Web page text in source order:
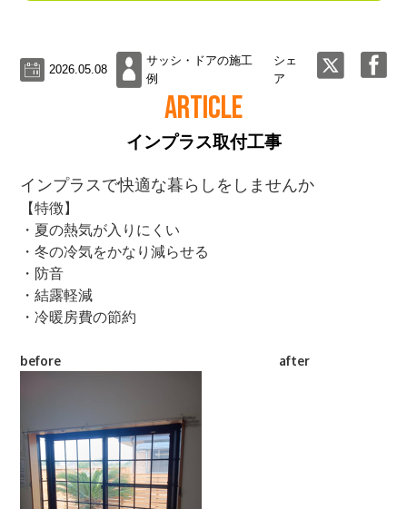
2026.05.08
サッシ・ドアの施工
例
シェ
ア
ARTICLE
インプラス取付工事